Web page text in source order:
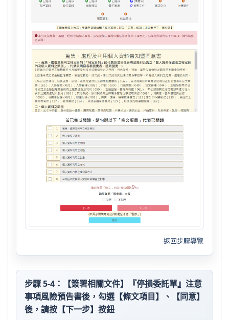
返回步驟導覽
步驟 5-4：【簽署相關文件】『停損委託單』注意
事項風險預告書後，勾選【條文項目】、【同意】
後，請按【下一步】按鈕